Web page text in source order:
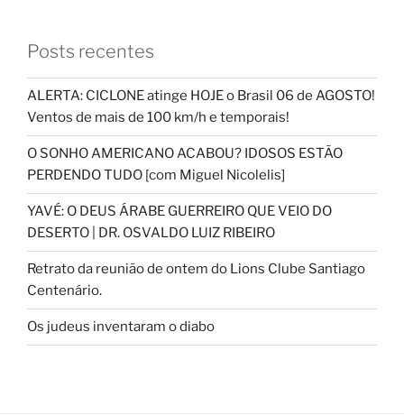
Posts recentes
ALERTA: CICLONE atinge HOJE o Brasil 06 de AGOSTO!
Ventos de mais de 100 km/h e temporais!
O SONHO AMERICANO ACABOU? IDOSOS ESTÃO
PERDENDO TUDO [com Miguel Nicolelis]
YAVÉ: O DEUS ÁRABE GUERREIRO QUE VEIO DO
DESERTO | DR. OSVALDO LUIZ RIBEIRO
Retrato da reunião de ontem do Lions Clube Santiago
Centenário.
Os judeus inventaram o diabo